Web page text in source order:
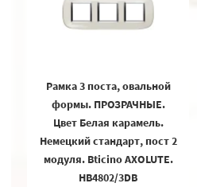
Рамка 3 поста, овальной
формы. ПРОЗРАЧНЫЕ.
Цвет Белая карамель.
Немецкий стандарт, пост 2
модуля. Bticino AXOLUTE.
HB4802/3DB